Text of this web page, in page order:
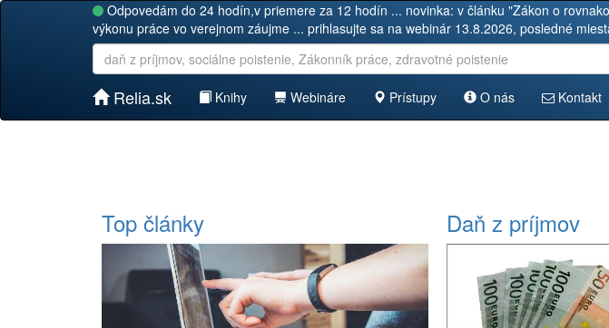
Odpovedám do 24 hodín,v priemere za 12 hodín ... novinka: v článku "Zákon o
výkonu práce vo verejnom záujme ... prihlasujte sa na webinár 13.8.2026, posledné
Relia.sk Knihy Webináre Prístupy O nás Kontakt
Top články Daň z príjmov